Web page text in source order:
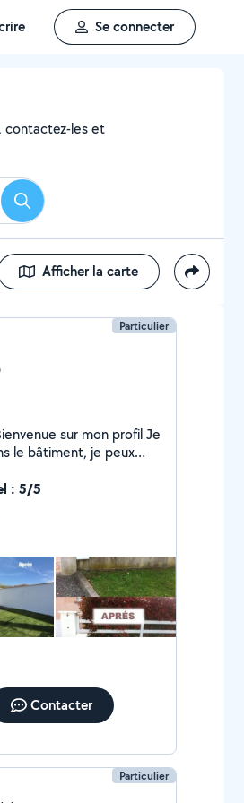
Se connecter
contactez-les et
Rechercher
Afficher la carte
Particulier
sur mon profil Je
enduits, Placo
, pose de porte ,
) Merci de
: 5/5
Contacter
Particulier